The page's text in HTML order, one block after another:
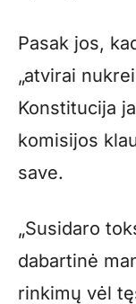
Pasak jos,
„atvirai
Konstitucija
komisijos
save.
„Susidaro
dabartinė
rinkimų vėl